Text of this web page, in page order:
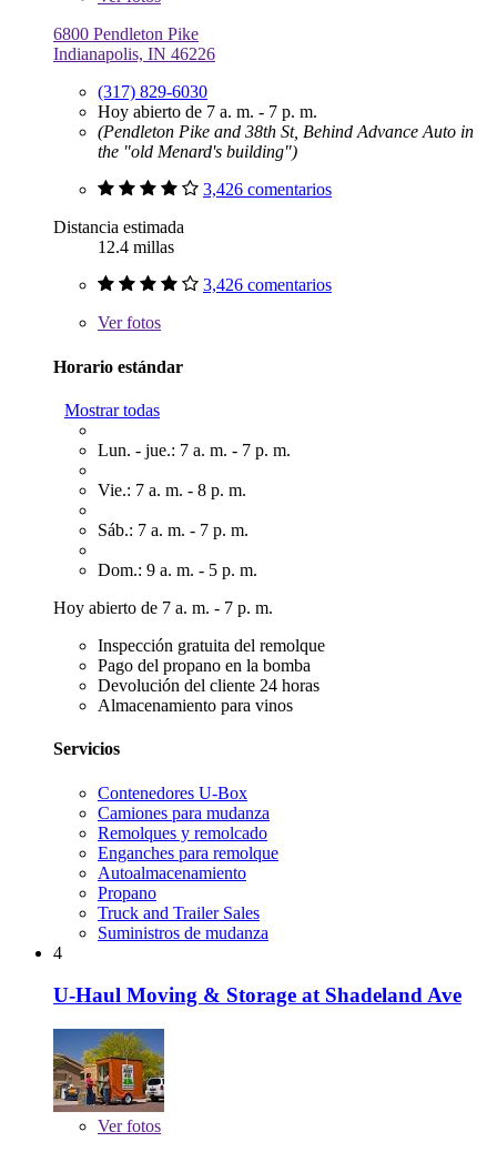
6800 Pendleton Pike
Indianapolis, IN 46226
(317) 829-6030
Hoy abierto de 7 a. m. - 7 p. m.
(Pendleton Pike and 38th St, Behind Advance Auto in
the "old Menard's building")
3,426 comentarios
Distancia estimada
12.4 millas
3,426 comentarios
Verfotos
Horario estándar
Mostrar todas
Lun. - jue.: 7 a. m. - 7 p. m.
Vie.: 7 a. m. - 8 p. m.
Sáb.: 7 a. m. - 7 p. m.
Dom.: 9 a. m. - 5 p. m.
Hoy abierto de 7 a. m. - 7 p. m.
Inspección gratuita del remolque
Pago del propano en la bomba
Devolución del cliente 24 horas
Almacenamiento para vinos
Servicios
Contenedores U-Box
Camiones para mudanza
Remolques y remolcado
Enganches para remolque
Autoalmacenamiento
Propano
Truck and Trailer Sales
Suministros de mudanza
4
U-Haul Moving & Storage at Shadeland Ave
Verfotos